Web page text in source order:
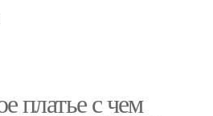
платье с чем